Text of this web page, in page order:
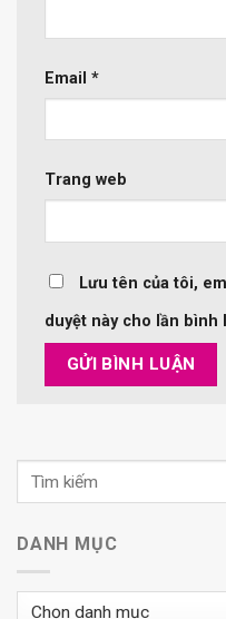
Email *
Trang web
Lưu tên của tôi,
duyệt này cho lần bình
DANH MỤC
Danh